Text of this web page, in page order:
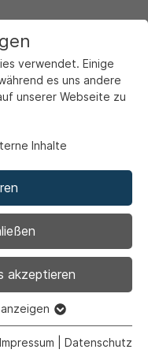
und
Sie eine
Kind
direkt an das
verwendet. Einige
es uns andere
unserer Webseite zu
Inhalte
akzeptieren
Funktionen
Impressum Datenschutz